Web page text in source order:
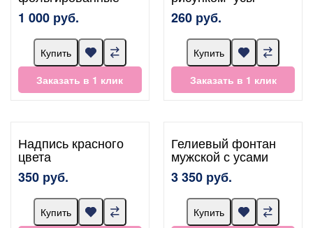
1 000 руб.
Купить
Заказать в 1 клик
260 руб.
Купить
Заказать в 1 клик
Надпись красного
цвета
350 руб.
Купить
Гелиевый фонтан
мужской с усами
3 350 руб.
Купить